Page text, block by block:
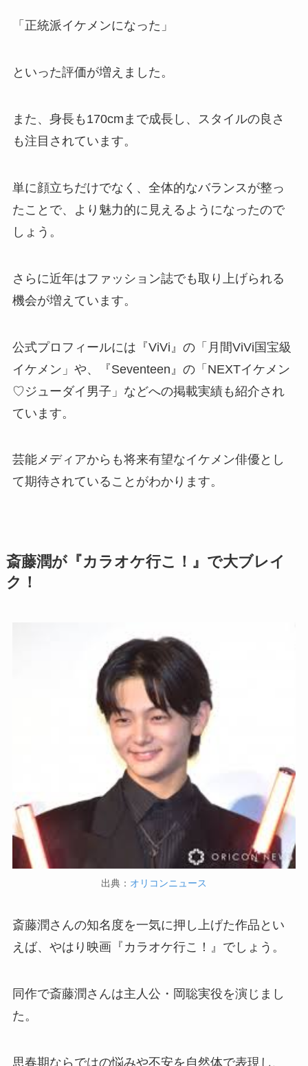
「正統派イケメンになった」
といった評価が増えました。
また、身長も170cmまで成長し、スタイルの良さ
も注目されています。
単に顔立ちだけでなく、全体的なバランスが整っ
たことで、より魅力的に見えるようになったので
しょう。
さらに近年はファッション誌でも取り上げられる
機会が増えています。
公式プロフィールには『ViVi』の「月間ViVi国宝級
イケメン」や、『Seventeen』の「NEXTイケメン
♡ジューダイ男子」などへの掲載実績も紹介され
ています。
芸能メディアからも将来有望なイケメン俳優とし
て期待されていることがわかります。
斎藤潤が『カラオケ行こ！』で大ブレイ
ク！
出典： オリコンニュース
斎藤潤さんの知名度を一気に押し上げた作品とい
えば、やはり映画『カラオケ行こ！』でしょう。
同作で斎藤潤さんは主人公・岡聡実役を演じまし
た。
思春期ならではの悩みや不安を自然体で表現し、